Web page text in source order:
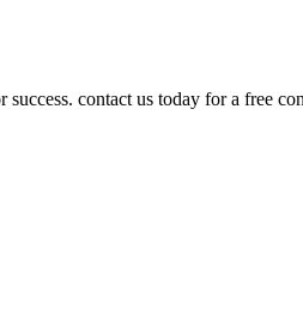
contact us today for a free